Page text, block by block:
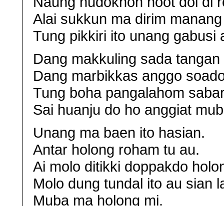
Alai sukkun ma dirim
Tung pikkiri ito unang gabusi
Dang makkuling sada
Dang marbikkas anggo
Tung boha pangalahom
Sai huanju do ho anggiat
Unang ma baen ito hasian.
Antar holong roham tu au.
Ai molo ditikki doppakdo
Molo dung tundal ito au sian
Muba ma holong mi.